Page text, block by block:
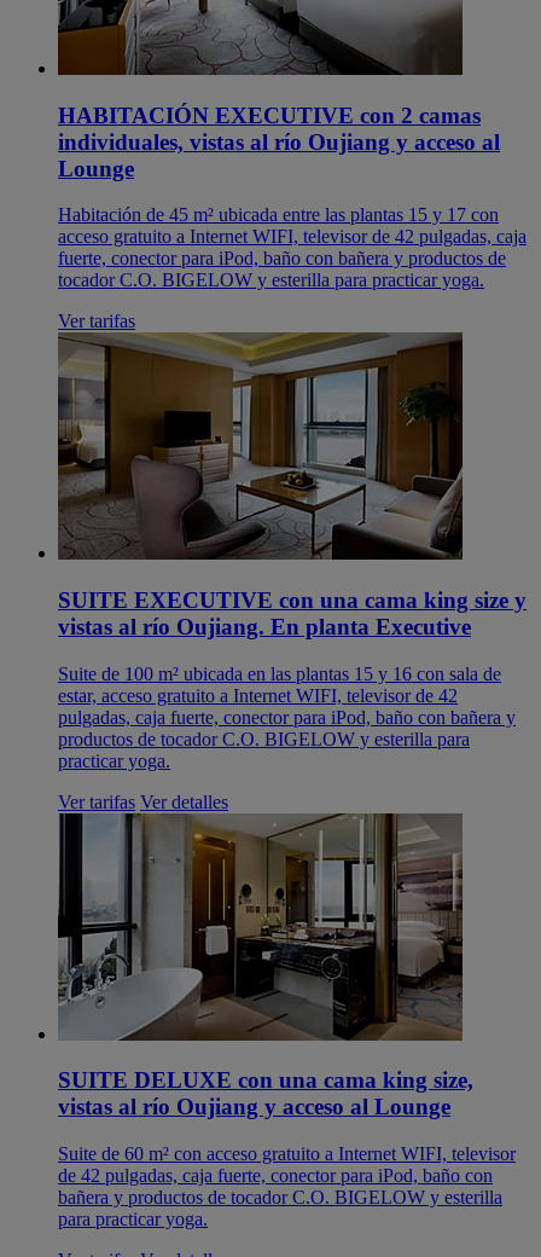
HABITACIÓN EXECUTIVE con 2 camas
individuales, vistas al río Oujiang y acceso al
Lounge
Habitación de 45 m² ubicada entre las plantas 15 y 17 con
acceso gratuito a Internet WIFI, televisor de 42 pulgadas, caja
fuerte, conector para iPod, baño con bañera y productos de
tocador C.O. BIGELOW y esterilla para practicar yoga.
Ver tarifas
SUITE EXECUTIVE con una cama king size y
vistas al río Oujiang. En planta Executive
Suite de 100 m² ubicada en las plantas 15 y 16 con sala de
estar, acceso gratuito a Internet WIFI, televisor de 42
pulgadas, caja fuerte, conector para iPod, baño con bañera y
productos de tocador C.O. BIGELOW y esterilla para
practicar yoga.
Ver tarifas Ver detalles
SUITE DELUXE con una cama king size,
vistas al río Oujiang y acceso al Lounge
Suite de 60 m² con acceso gratuito a Internet WIFI, televisor
de 42 pulgadas, caja fuerte, conector para iPod, baño con
bañera y productos de tocador C.O. BIGELOW y esterilla
para practicar yoga.